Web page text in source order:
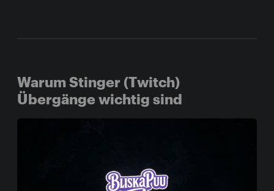
Warum Stinger (Twitch)
Übergänge wichtig sind